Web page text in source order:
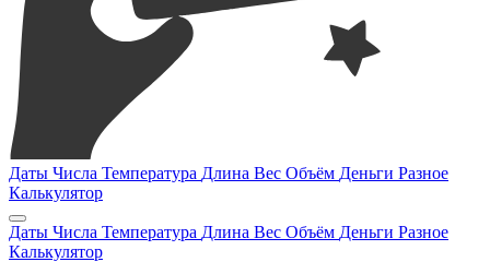
Даты Числа Температура Длина Вес Объём Деньги Разное
Калькулятор
Даты Числа Температура Длина Вес Объём Деньги Разное
Калькулятор